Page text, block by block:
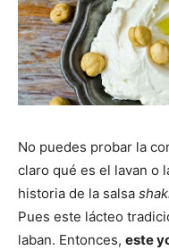
No puedes probar la
claro qué es el lavan o
historia de la salsa
Pues este lácteo
laban. Entonces, este